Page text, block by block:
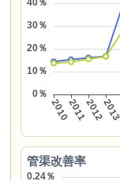
管渠改善率